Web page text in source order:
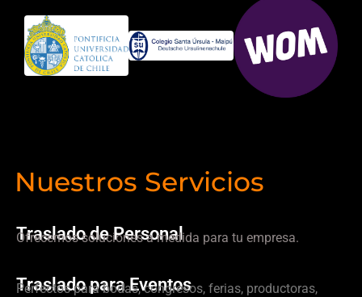
Nuestros Servicios
Traslado de Personal
Ofrecemos soluciones a medida para tu empresa.
Traslado para Eventos
Perfectos para bodas, congresos, ferias, productoras,